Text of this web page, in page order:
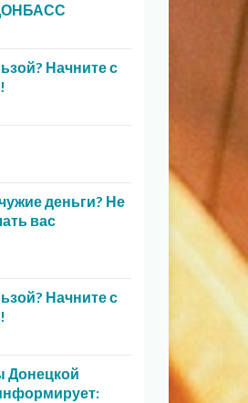
Начните с
деньги? Не
вас
Начните с
Донецкой